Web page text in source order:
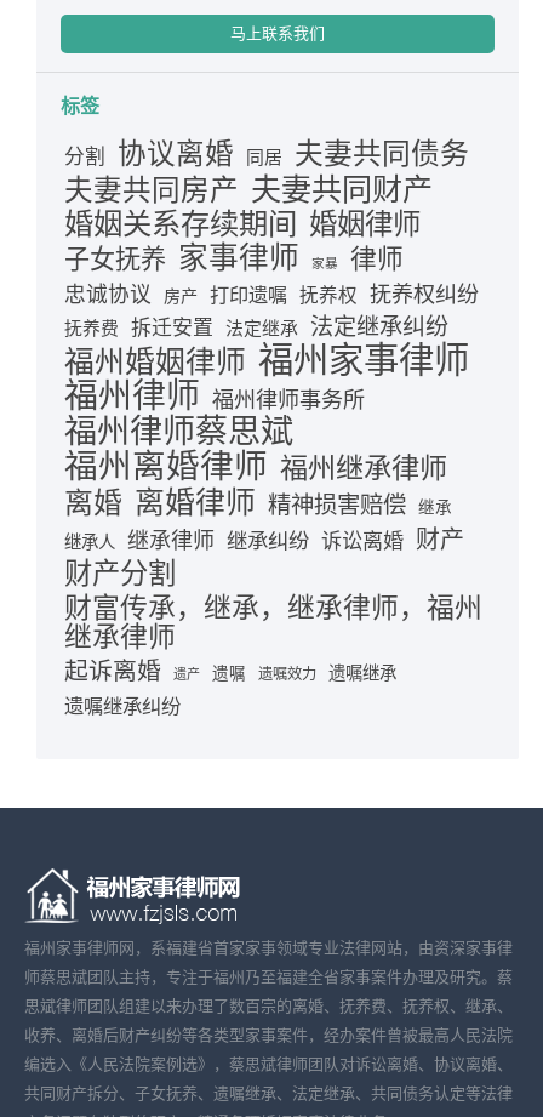
马上联系我们
标签
分割 协议离婚 同居 夫妻共同债务
夫妻共同房产 夫妻共同财产
婚姻关系存续期间 婚姻律师
子女抚养 家事律师 家暴 律师
忠诚协议 房产 打印遗嘱 抚养权 抚养权纠纷
抚养费 拆迁安置 法定继承 法定继承纠纷
福州婚姻律师 福州家事律师
福州律师 福州律师事务所
福州律师蔡思斌
福州离婚律师 福州继承律师
离婚 离婚律师 精神损害赔偿 继承
继承人 继承律师 继承纠纷 诉讼离婚 财产
财产分割
财富传承，继承，继承律师，福州
继承律师
起诉离婚 遗产 遗嘱 遗嘱效力 遗嘱继承
遗嘱继承纠纷
福州家事律师网，系福建省首家家事领域专业法律网站，由资深家事律
师蔡思斌团队主持，专注于福州乃至福建全省家事案件办理及研究。蔡
思斌律师团队组建以来办理了数百宗的离婚、抚养费、抚养权、继承、
收养、离婚后财产纠纷等各类型家事案件，经办案件曾被最高人民法院
编选入《人民法院案例选》，蔡思斌律师团队对诉讼离婚、协议离婚、
共同财产拆分、子女抚养、遗嘱继承、法定继承、共同债务认定等法律